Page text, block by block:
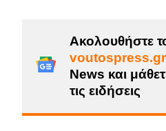
Ακολουθήστε
voutospress.gr
News και
τις ειδήσεις